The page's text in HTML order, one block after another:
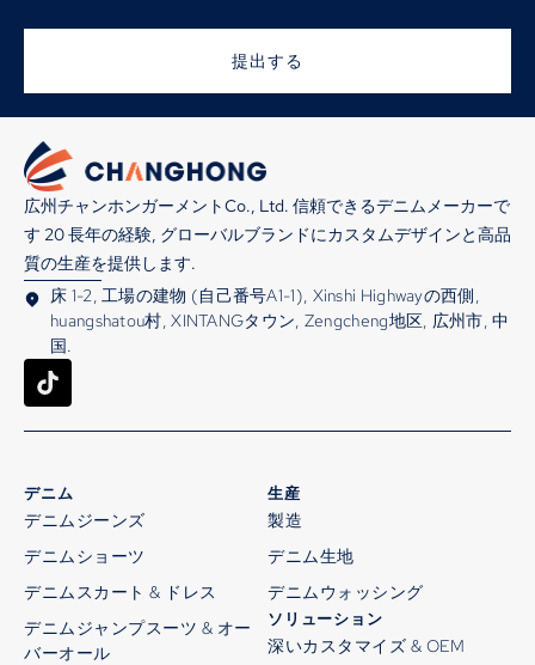
提出する
広州チャンホンガーメントCo., Ltd. 信頼できるデニムメーカーで
す 20 長年の経験, グローバルブランドにカスタムデザインと高品
質の生産を提供します.
床 1-2, 工場の建物 (自己番号A1-1), Xinshi Highwayの西側,
huangshatou村, XINTANGタウン, Zengcheng地区, 広州市, 中
国.
デニム
デニムジーンズ
デニムショーツ
デニムスカート & ドレス
デニムジャンプスーツ & オー
バーオール
生産
製造
デニム生地
デニムウォッシング
ソリューション
深いカスタマイズ & OEM